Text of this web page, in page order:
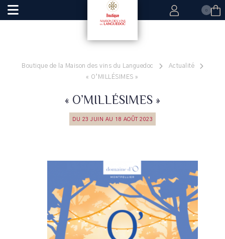
0
Boutique de la Maison des vins du Languedoc
Actualité
« O’MILLÉSIMES »
« O’MILLÉSIMES »
DU 23 JUIN AU 18 AOÛT 2023